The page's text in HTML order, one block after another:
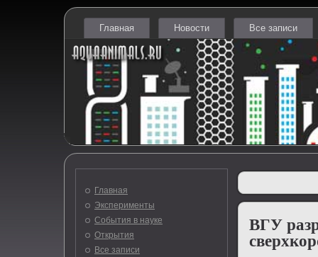
Главная Новости Все записи
Главная
Эксперименты
События в науке
Открытия
Все записи
ВГУ